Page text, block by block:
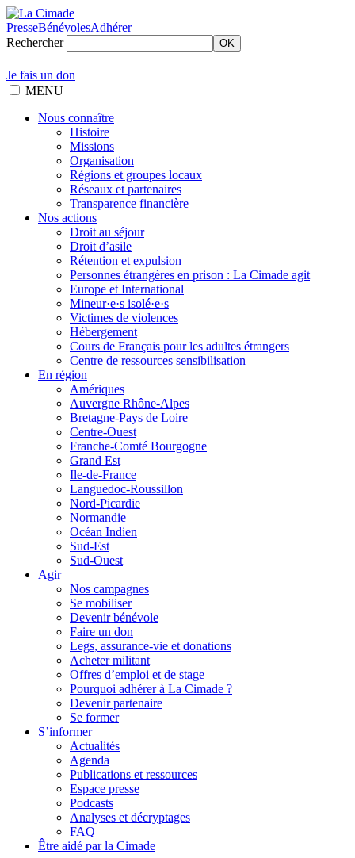
PresseBénévolesAdhérer
Rechercher
OK
Je fais un don
MENU
Nous connaître
Histoire
Missions
Organisation
Régions et groupes locaux
Réseaux et partenaires
Transparence financière
Nos actions
Droit au séjour
Droit d’asile
Rétention et expulsion
Personnes étrangères en prison : La Cimade agit
Europe et International
Mineur·e·s isolé·e·s
Victimes de violences
Hébergement
Cours de Français pour les adultes étrangers
Centre de ressources sensibilisation
En région
Amériques
Auvergne Rhône-Alpes
Bretagne-Pays de Loire
Centre-Ouest
Franche-Comté Bourgogne
Grand Est
Ile-de-France
Languedoc-Roussillon
Nord-Picardie
Normandie
Océan Indien
Sud-Est
Sud-Ouest
Agir
Nos campagnes
Se mobiliser
Devenir bénévole
Faire un don
Legs, assurance-vie et donations
Acheter militant
Offres d’emploi et de stage
Pourquoi adhérer à La Cimade ?
Devenir partenaire
Se former
S’informer
Actualités
Agenda
Publications et ressources
Espace presse
Podcasts
Analyses et décryptages
FAQ
Être aidé par la Cimade